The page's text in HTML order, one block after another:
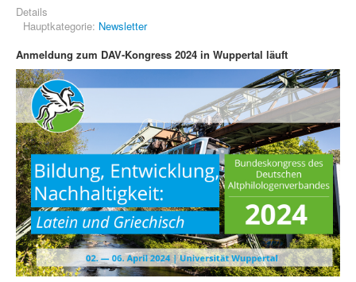
Details
Hauptkategorie: Newsletter
Anmeldung zum DAV-Kongress 2024 in Wuppertal läuft